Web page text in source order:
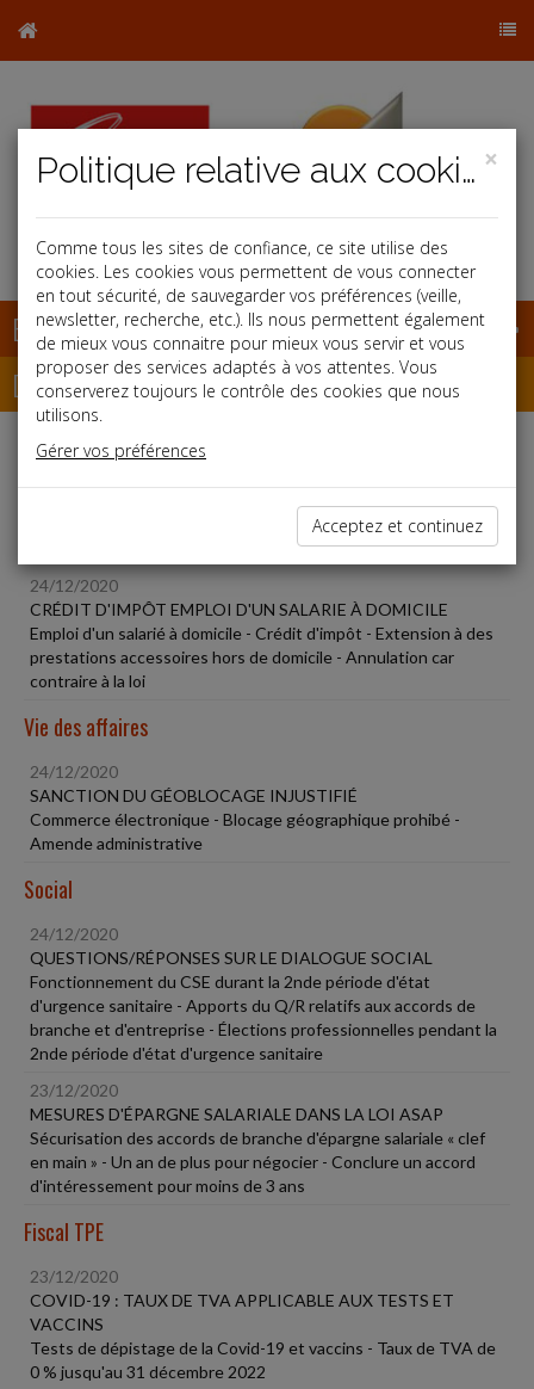
Base documentaire
Dépêches
Liste des dernières dépêches
24/12/2020
CRÉDIT D'IMPÔT EMPLOI D'UN SALARIE À DOMICILE
Emploi d'un salarié à domicile - Crédit d'impôt - Extension à des
prestations accessoires hors de domicile - Annulation car
contraire à la loi
Vie des affaires
24/12/2020
SANCTION DU GÉOBLOCAGE INJUSTIFIÉ
Commerce électronique - Blocage géographique prohibé -
Amende administrative
Social
24/12/2020
QUESTIONS/RÉPONSES SUR LE DIALOGUE SOCIAL
Fonctionnement du CSE durant la 2nde période d'état
d'urgence sanitaire - Apports du Q/R relatifs aux accords de
branche et d'entreprise - Élections professionnelles pendant la
2nde période d'état d'urgence sanitaire
23/12/2020
MESURES D'ÉPARGNE SALARIALE DANS LA LOI ASAP
Sécurisation des accords de branche d'épargne salariale « clef
en main » - Un an de plus pour négocier - Conclure un accord
d'intéressement pour moins de 3 ans
Fiscal TPE
23/12/2020
COVID-19 : TAUX DE TVA APPLICABLE AUX TESTS ET
VACCINS
Tests de dépistage de la Covid-19 et vaccins - Taux de TVA de
0 % jusqu'au 31 décembre 2022
×
Politique relative aux cookies
Comme tous les sites de confiance, ce site utilise des
cookies. Les cookies vous permettent de vous connecter
en tout sécurité, de sauvegarder vos préférences (veille,
newsletter, recherche, etc.). Ils nous permettent également
de mieux vous connaitre pour mieux vous servir et vous
proposer des services adaptés à vos attentes. Vous
conserverez toujours le contrôle des cookies que nous
utilisons.
Gérer vos préférences
Acceptez et continuez